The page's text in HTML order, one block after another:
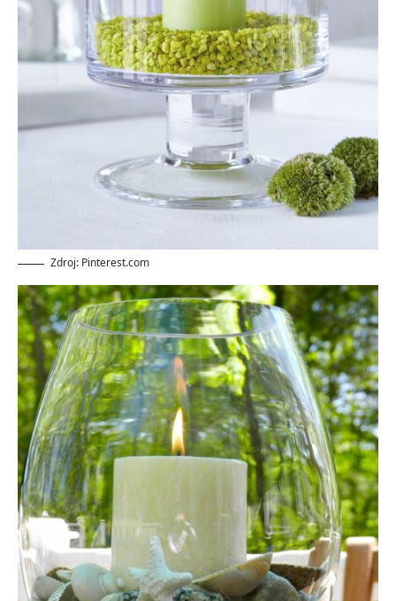
Zdroj: Pinterest.com